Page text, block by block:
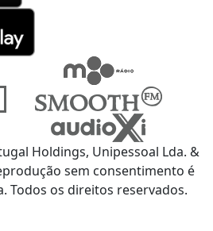
Holdings, Unipessoal Lda. &
sem consentimento é
Todos os direitos reservados.